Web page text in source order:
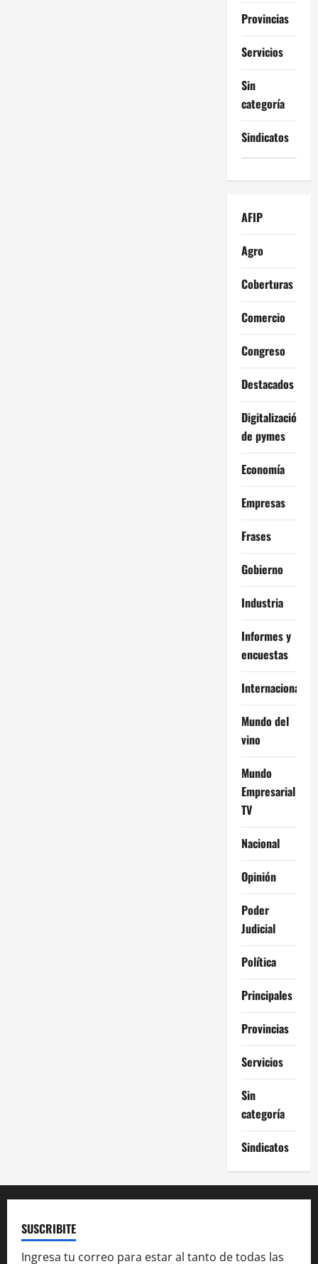
Provincias
Servicios
Sin
categoría
Sindicatos
AFIP
Agro
Coberturas
Comercio
Congreso
Destacados
Digitalización
de pymes
Economía
Empresas
Frases
Gobierno
Industria
Informes y
encuestas
Internacional
Mundo del
vino
Mundo
Empresarial
TV
Nacional
Opinión
Poder
Judicial
Política
Principales
Provincias
Servicios
Sin
categoría
Sindicatos
SUSCRIBITE
Ingresa tu correo para estar al tanto de todas las